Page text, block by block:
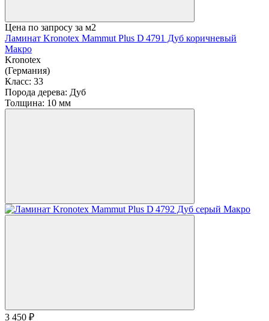
Цена по запросу за м2
Ламинат Kronotex Mammut Plus D 4791 Дуб коричневый
Макро
Kronotex
(Германия)
Класс: 33
Порода дерева: Дуб
Толщина: 10 мм
3 450 ₽